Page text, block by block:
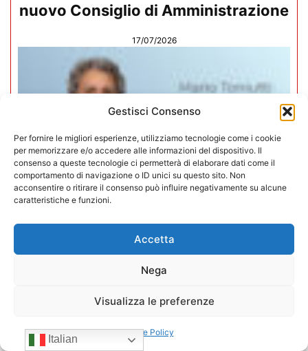
Gestisci Consenso
Per fornire le migliori esperienze, utilizziamo tecnologie come i cookie
per memorizzare e/o accedere alle informazioni del dispositivo. Il
consenso a queste tecnologie ci permetterà di elaborare dati come il
comportamento di navigazione o ID unici su questo sito. Non
acconsentire o ritirare il consenso può influire negativamente su alcune
caratteristiche e funzioni.
Accetta
Nega
Visualizza le preferenze
Cookie Policy
nuovo Consiglio di Amministrazione
17/07/2026
Mario Toniutti confermato Vice
quadriennio 2026-2030
15/07/2026
Italian